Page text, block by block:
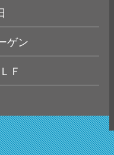
ゲン
Ｆ